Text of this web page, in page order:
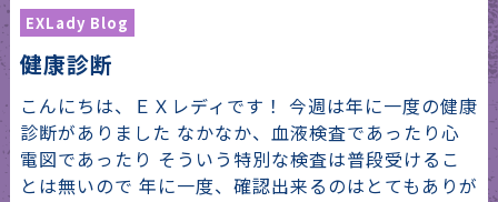
EXLady Blog
健康診断
こんにちは、ＥＸレディです！ 今週は年に一度の健康
診断がありました なかなか、血液検査であったり心
電図であったり そういう特別な検査は普段受けるこ
とは無いので 年に一度、確認出来るのはとてもありが